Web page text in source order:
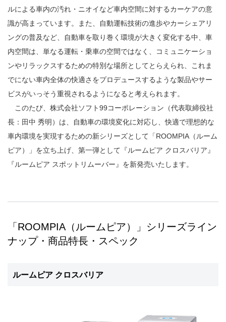
ルによる車内の汚れ・ニオイなど車内空間に対するカーケアの意
識が高まっています。また、自動運転技術の進歩やカーシェアリ
ングの普及など、自動車を取り巻く環境が大きく変化する中、車
内空間は、単なる運転・乗車の空間ではなく、コミュニケーショ
ンやリラックスするための特別な場所としてとらえられ、これま
でにない車内全体の快適さをプロデュースするような製品やサー
ビスがいっそう重視されるようになると考えられます。
このたび、株式会社ソフト99コーポレーション（代表取締役社
長：田中 秀明）は、自動車の環境変化に対応し、快適で理想的な
車内環境を実現するための新シリーズとして「ROOMPIA（ルーム
ピア）」を立ち上げ、第一弾として『ルームピア クロスバリア』
『ルームピア スポットリムーバー』を新発売いたします。
「ROOMPIA（ルームピア）」シリーズライン
ナップ・商品特長・スペック
ルームピア クロスバリア